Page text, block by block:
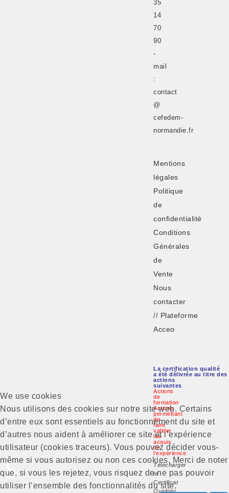
35
14
70
90
-
mail
:
contact
@
cefedem-
normandie.fr
Mentions
légales
Politique
de
confidentialité
Conditions
Générales
de
Vente
Nous
contacter
// Plateforme
Acceo
La certification qualité
a été délivrée au titre des
actions
suivantes
Actions
de
formation
Actions
permettant
de
faire
valider
les
acquis
de
l'expérience
Télécharger
le
Certificat
Qualiopi
We use cookies
Nous utilisons des cookies sur notre site web. Certains
d’entre eux sont essentiels au fonctionnement du site et
d’autres nous aident à améliorer ce site et l’expérience
utilisateur (cookies traceurs). Vous pouvez décider vous-
même si vous autorisez ou non ces cookies. Merci de noter
que, si vous les rejetez, vous risquez de ne pas pouvoir
utiliser l’ensemble des fonctionnalités du site.